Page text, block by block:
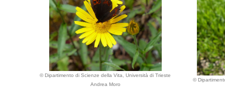
© Dipartimento di Scienze della Vita, Università di Trieste
Andrea Moro
©